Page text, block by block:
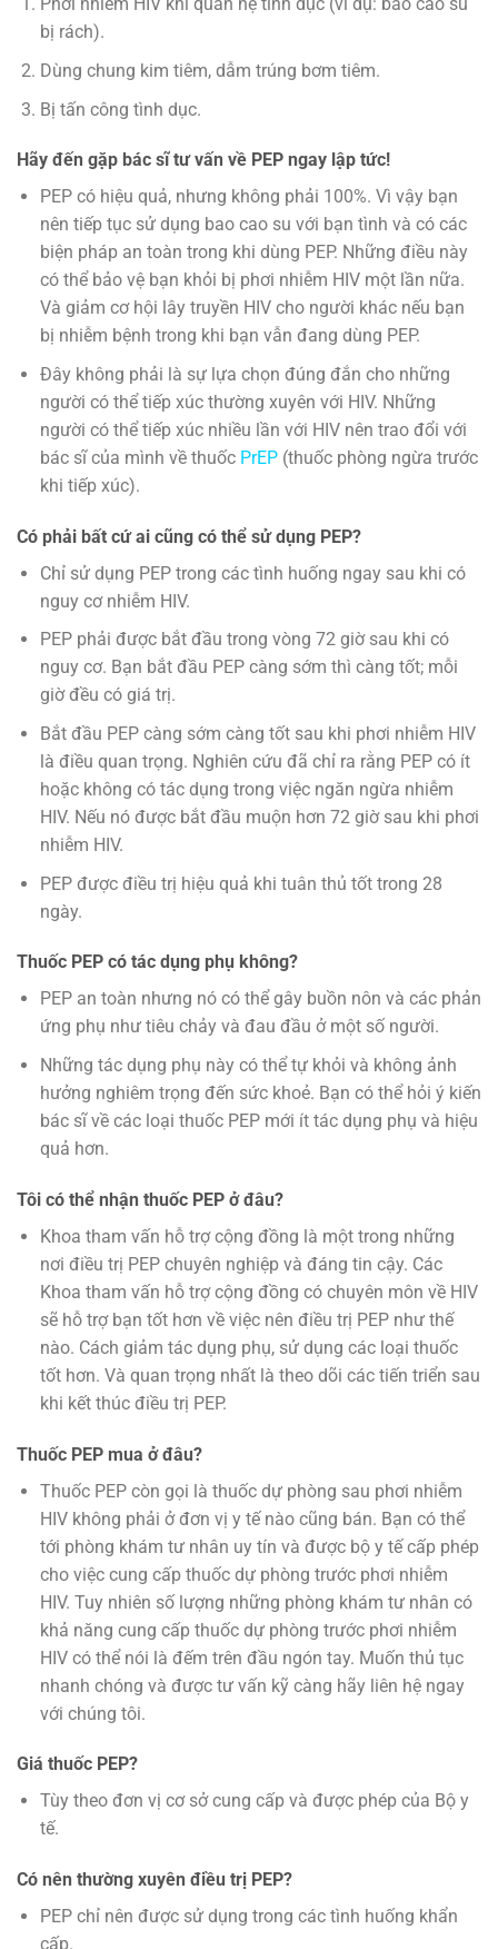
Phơi nhiễm HIV khi quan hệ tình dục (ví dụ: bao cao su
bị rách).
Dùng chung kim tiêm, dẫm trúng bơm tiêm.
Bị tấn công tình dục.
Hãy đến gặp bác sĩ tư vấn về PEP ngay lập tức!
PEP có hiệu quả, nhưng không phải 100%. Vì vậy bạn
nên tiếp tục sử dụng bao cao su với bạn tình và có các
biện pháp an toàn trong khi dùng PEP. Những điều này
có thể bảo vệ bạn khỏi bị phơi nhiễm HIV một lần nữa.
Và giảm cơ hội lây truyền HIV cho người khác nếu bạn
bị nhiễm bệnh trong khi bạn vẫn đang dùng PEP.
Đây không phải là sự lựa chọn đúng đắn cho những
người có thể tiếp xúc thường xuyên với HIV. Những
người có thể tiếp xúc nhiều lần với HIV nên trao đổi với
bác sĩ của mình về thuốc PrEP(thuốc phòng ngừa trước
khi tiếp xúc).
Có phải bất cứ ai cũng có thể sử dụng PEP?
Chỉ sử dụng PEP trong các tình huống ngay sau khi có
nguy cơ nhiễm HIV.
PEP phải được bắt đầu trong vòng 72 giờ sau khi có
nguy cơ. Bạn bắt đầu PEP càng sớm thì càng tốt; mỗi
giờ đều có giá trị.
Bắt đầu PEP càng sớm càng tốt sau khi phơi nhiễm HIV
là điều quan trọng. Nghiên cứu đã chỉ ra rằng PEP có ít
hoặc không có tác dụng trong việc ngăn ngừa nhiễm
HIV. Nếu nó được bắt đầu muộn hơn 72 giờ sau khi phơi
nhiễm HIV.
PEP được điều trị hiệu quả khi tuân thủ tốt trong 28
ngày.
Thuốc PEP có tác dụng phụ không?
PEP an toàn nhưng nó có thể gây buồn nôn và các phản
ứng phụ như tiêu chảy và đau đầu ở một số người.
Những tác dụng phụ này có thể tự khỏi và không ảnh
hưởng nghiêm trọng đến sức khoẻ. Bạn có thể hỏi ý kiến
bác sĩ về các loại thuốc PEP mới ít tác dụng phụ và hiệu
quả hơn.
Tôi có thể nhận thuốc PEP ở đâu?
Khoa tham vấn hỗ trợ cộng đồng là một trong những
nơi điều trị PEP chuyên nghiệp và đáng tin cậy. Các
Khoa tham vấn hỗ trợ cộng đồng có chuyên môn về HIV
sẽ hỗ trợ bạn tốt hơn về việc nên điều trị PEP như thế
nào. Cách giảm tác dụng phụ, sử dụng các loại thuốc
tốt hơn. Và quan trọng nhất là theo dõi các tiến triển sau
khi kết thúc điều trị PEP.
Thuốc PEP mua ở đâu?
Thuốc PEP còn gọi là thuốc dự phòng sau phơi nhiễm
HIV không phải ở đơn vị y tế nào cũng bán. Bạn có thể
tới phòng khám tư nhân uy tín và được bộ y tế cấp phép
cho việc cung cấp thuốc dự phòng trước phơi nhiễm
HIV. Tuy nhiên số lượng những phòng khám tư nhân có
khả năng cung cấp thuốc dự phòng trước phơi nhiễm
HIV có thể nói là đếm trên đầu ngón tay. Muốn thủ tục
nhanh chóng và được tư vấn kỹ càng hãy liên hệ ngay
với chúng tôi.
Giá thuốc PEP?
Tùy theo đơn vị cơ sở cung cấp và được phép của Bộ y
tế.
Có nên thường xuyên điều trị PEP?
PEP chỉ nên được sử dụng trong các tình huống khẩn
cấp.